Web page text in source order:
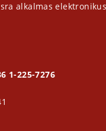
alkalmas
1-225-7276